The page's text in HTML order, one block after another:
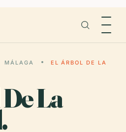
MÁLAGA
EL ÁRBOL DE LA
La